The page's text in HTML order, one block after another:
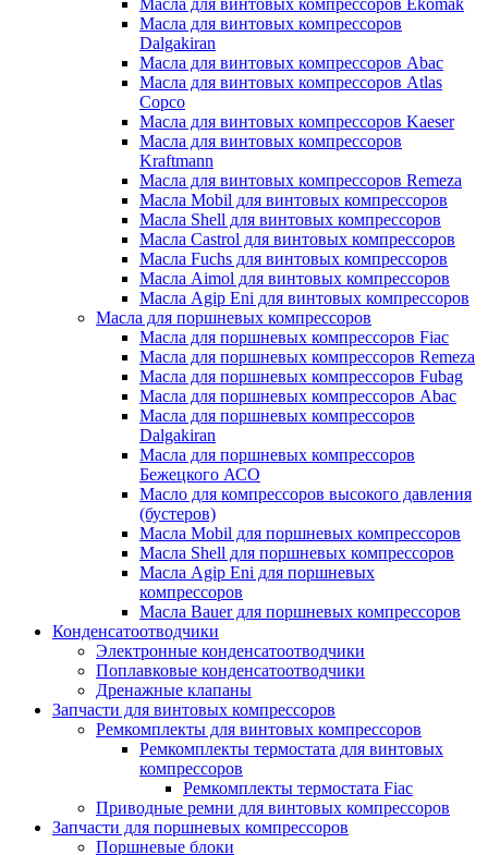
Масла для винтовых компрессоров Ekomak
Масла для винтовых компрессоров
Dalgakiran
Масла для винтовых компрессоров Abac
Масла для винтовых компрессоров Atlas
Copco
Масла для винтовых компрессоров Kaeser
Масла для винтовых компрессоров
Kraftmann
Масла для винтовых компрессоров Remeza
Масла Mobil для винтовых компрессоров
Масла Shell для винтовых компрессоров
Масла Castrol для винтовых компрессоров
Масла Fuchs для винтовых компрессоров
Масла Aimol для винтовых компрессоров
Масла Agip Eni для винтовых компрессоров
Масла для поршневых компрессоров
Масла для поршневых компрессоров Fiac
Масла для поршневых компрессоров Remeza
Масла для поршневых компрессоров Fubag
Масла для поршневых компрессоров Abac
Масла для поршневых компрессоров
Dalgakiran
Масла для поршневых компрессоров
Бежецкого АСО
Масло для компрессоров высокого давления
(бустеров)
Масла Mobil для поршневых компрессоров
Масла Shell для поршневых компрессоров
Масла Agip Eni для поршневых
компрессоров
Масла Bauer для поршневых компрессоров
Конденсатоотводчики
Электронные конденсатоотводчики
Поплавковые конденсатоотводчики
Дренажные клапаны
Запчасти для винтовых компрессоров
Ремкомплекты для винтовых компрессоров
Ремкомплекты термостата для винтовых
компрессоров
Ремкомплекты термостата Fiac
Приводные ремни для винтовых компрессоров
Запчасти для поршневых компрессоров
Поршневые блоки